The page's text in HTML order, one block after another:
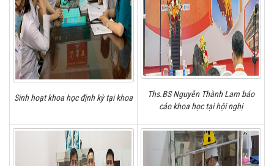
Sinh hoạt khoa học định kỳ tại khoa
Ths.BS Nguyễn Thành Lam báo
cáo khoa học tại hội nghị